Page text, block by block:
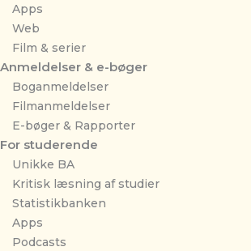
Apps
Web
Film & serier
Anmeldelser & e-bøger
Boganmeldelser
Filmanmeldelser
E-bøger & Rapporter
For studerende
Unikke BA
Kritisk læsning af studier
Statistikbanken
Apps
Podcasts